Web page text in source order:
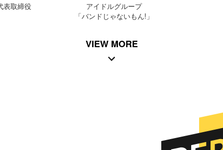
表取締役
アイドルグループ
「バンドじゃないもん!」
VIEW MORE